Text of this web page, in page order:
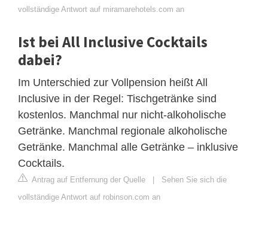
vollständige Antwort auf miramarehotels.com an
Ist bei All Inclusive Cocktails
dabei?
Im Unterschied zur Vollpension heißt All
Inclusive in der Regel: Tischgetränke sind
kostenlos. Manchmal nur nicht-alkoholische
Getränke. Manchmal regionale alkoholische
Getränke. Manchmal alle Getränke – inklusive
Cocktails.
Antrag auf Entfernung der Quelle | Sehen Sie sich die
vollständige Antwort auf robinson.com an